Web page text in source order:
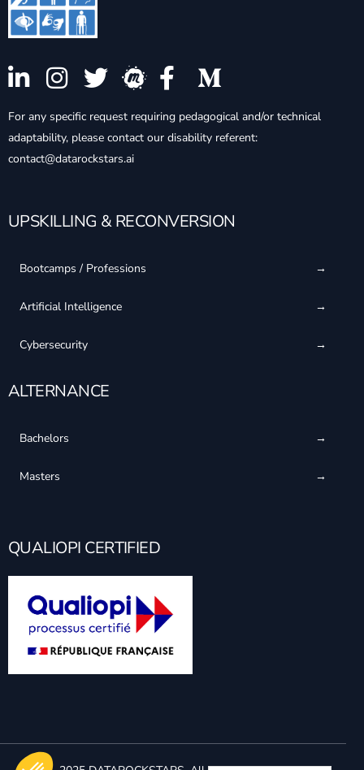
For any specific request requiring pedagogical and/or technical
adaptability, please contact our disability referent:
contact@datarockstars.ai
UPSKILLING & RECONVERSION
Bootcamps / Professions
Artificial Intelligence
Cybersecurity
ALTERNANCE
Bachelors
Masters
QUALIOPI CERTIFIED